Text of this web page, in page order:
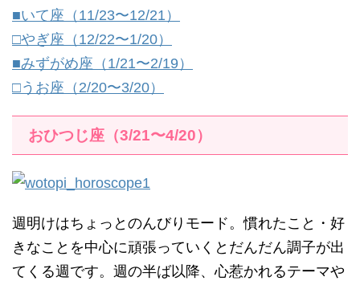
■いて座（11/23〜12/21）
□やぎ座（12/22〜1/20）
■みずがめ座（1/21〜2/19）
□うお座（2/20〜3/20）
おひつじ座（3/21〜4/20）
週明けはちょっとのんびりモード。慣れたこと・好
きなことを中心に頑張っていくとだんだん調子が出
てくる週です。週の半ば以降、心惹かれるテーマや